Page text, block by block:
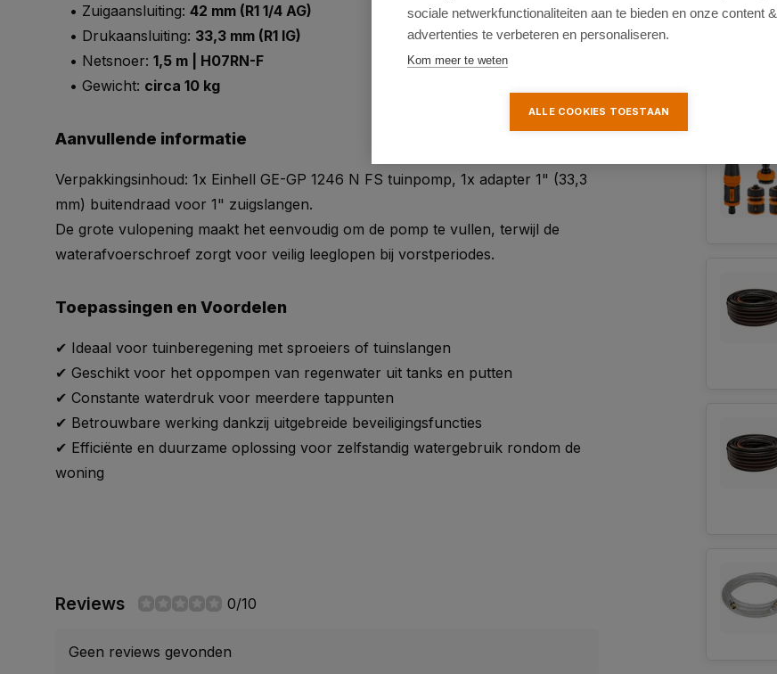
• Zuigaansluiting: 42 mm (R1 1/4 AG)
• Drukaansluiting: 33,3 mm (R1 IG)
• Netsnoer: 1,5 m | H07RN-F
• Gewicht: circa 10 kg
Aanvullende informatie
Verpakkingsinhoud: 1x Einhell GE-GP 1246 N FS tuinpomp, 1x adapter 1" (33,3
mm) buitendraad voor 1" zuigslangen.
De grote vulopening maakt het eenvoudig om de pomp te vullen, terwijl de
waterafvoerschroef zorgt voor veilig leeglopen bij vorstperiodes.
Toepassingen en Voordelen
✔ Ideaal voor tuinberegening met sproeiers of tuinslangen
✔ Geschikt voor het oppompen van regenwater uit tanks en putten
✔ Constante waterdruk voor meerdere tappunten
✔ Betrouwbare werking dankzij uitgebreide beveiligingsfuncties
✔ Efficiënte en duurzame oplossing voor zelfstandig watergebruik rondom de
woning
Reviews 0/10
Geen reviews gevonden
sociale netwerkfunctionaliteiten aan te bieden en onze content &
advertenties te verbeteren en personaliseren.
Kom meer te weten
ALLE COOKIES TOESTAAN